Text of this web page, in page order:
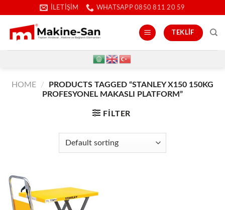
İLETIŞIM WHATSAPP 0850 811 20 59
TEKLIF
HOME /
PRODUCTS TAGGED “STANLEY X150 150KG
PROFESYONEL MAKASLI PLATFORM”
FILTER